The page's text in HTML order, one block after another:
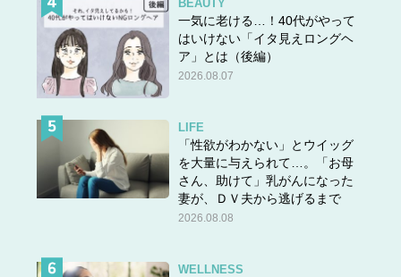
BEAUTY
一気に老ける…！40代がやって
はいけない「イタ見えロングヘ
ア」とは（後編）
2026.08.07
LIFE
「性欲がわかない」とウイッグ
を大量に与えられて…。「お母
さん、助けて」乳がんになった
妻が、ＤＶ夫から逃げるまで
2026.08.08
WELLNESS